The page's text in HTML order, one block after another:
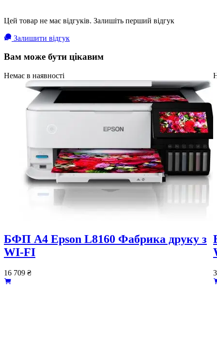
Цей товар не має відгуків. Залишіть перший відгук
Залишити відгук
Вам може бути цікавим
Немає в наявності
БФП А4 Epson L8160 Фабрика друку з
WI-FI
16 709 ₴